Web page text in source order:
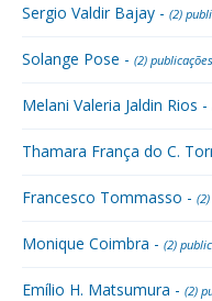
Sergio Valdir Bajay - (2)
Solange Pose - (2) publicações
Melani Valeria Jaldin Rios -
Thamara França do C.
Francesco Tommasso -
Monique Coimbra - (2)
Emílio H. Matsumura - (2)